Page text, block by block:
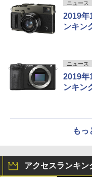
ニュース
2019年
ンキン
ニュース
2019年
ンキン
もっ
アクセスランキン